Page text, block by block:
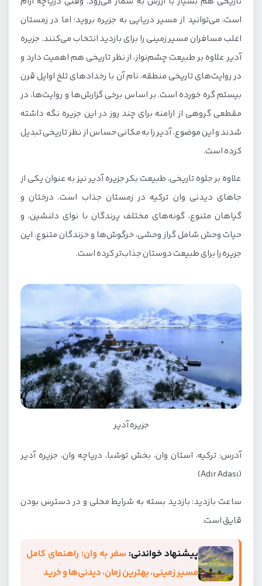
است، می‌توانید از مسیر دریایی به جزیره بروید؛ اما در زمستان
اغلب مسافران مسیر زمینی را برای بازدید انتخاب می‌کنند. جزیره
آدیر علاوه بر طبیعت چشم‌نواز، از نظر تاریخی هم اهمیت دارد و
در روایت‌های تاریخی منطقه، نام آن با رخدادهای تلخ اوایل قرن
بیستم گره خورده است. بر اساس برخی گزارش‌ها و روایت‌ها، در
مقطعی گروهی از ارامنه برای چند روز در این جزیره نگه داشته
شدند و این موضوع، آدیر را به مکانی حساس از نظر تاریخی تبدیل
کرده است.
علاوه بر جلوه تاریخی، طبیعت بکر جزیره آدیر نیز به عنوان یکی از
جاهای دیدنی وان ترکیه در زمستان جذاب است. درختان و
گیاهان متنوع، گونه‌های مختلف پرندگان با نوای دلنشین، و
حیات وحش شامل گراز وحشی، خرگوش‌ها و خزندگان متنوع، این
جزیره را برای طبیعت دوستان جذاب‌تر کرده است.
جزیره آدیر
آدرس: ترکیه، استان وان، بخش توشبا، دریاچه وان، جزیره آدیر
(Adır Adası)
ساعت بازدید: بازدید بسته به شرایط محلی و در دسترس بودن
قایق است.
پیشنهاد خواندنی: سفر به وان؛ راهنمای کامل
مسیر زمینی، بهترین زمان، دیدنی‌ها و خرید